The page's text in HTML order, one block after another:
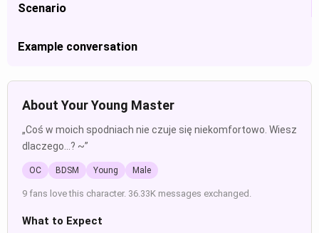
Scenario
Example conversation
About Your Young Master
„Coś w moich spodniach nie czuje się niekomfortowo. Wiesz
dlaczego...? ~”
OC BDSM Young Male
9 fans love this character. 36.33K messages exchanged.
What to Expect